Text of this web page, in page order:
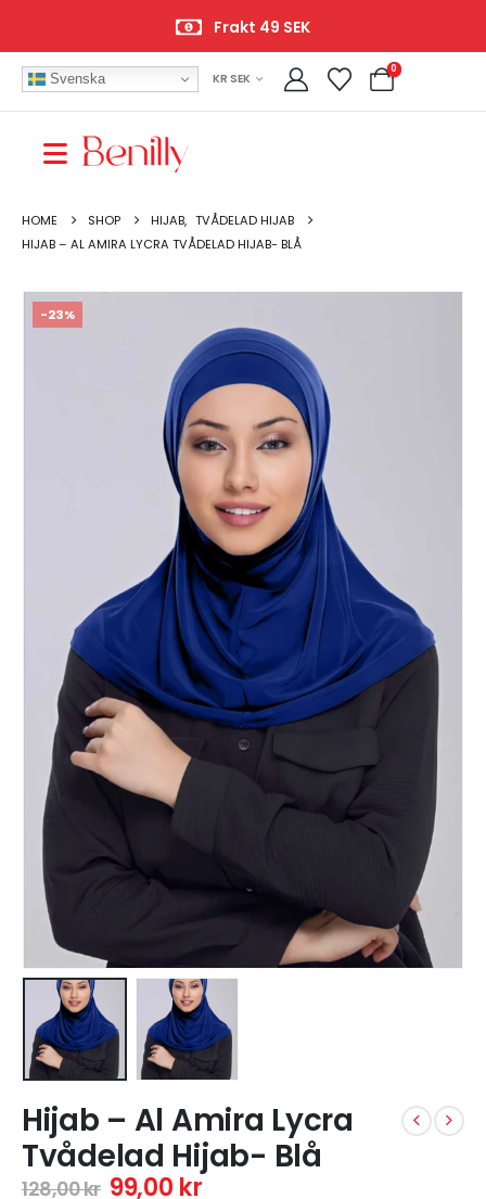
Frakt 49 SEK
Svenska KR SEK
0
HOME SHOP HIJAB, TVÅDELAD HIJAB
HIJAB – AL AMIRA LYCRA TVÅDELAD HIJAB- BLÅ
-23%
Hijab – Al Amira Lycra
Tvådelad Hijab- Blå
128,00kr 99,00 kr